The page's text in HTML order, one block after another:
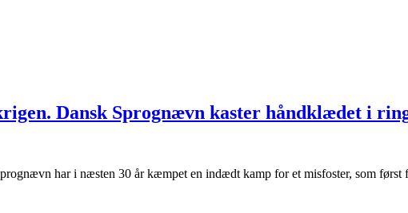
Dansk Sprognævn kaster håndklædet i
har i næsten 30 år kæmpet en indædt kamp for et misfoster, som først